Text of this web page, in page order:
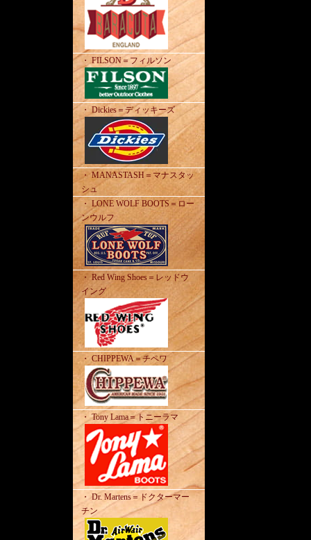
・ FILSON＝フィルソン
・ Dickies＝ディッキーズ
・ MANASTASH＝マナスタッ
シュ
・ LONE WOLF BOOTS＝ロー
ンウルフ
・ Red Wing Shoes＝レッドウ
イング
・ CHIPPEWA＝チペワ
・ Tony Lama＝トニーラマ
・ Dr. Martens＝ドクターマー
チン